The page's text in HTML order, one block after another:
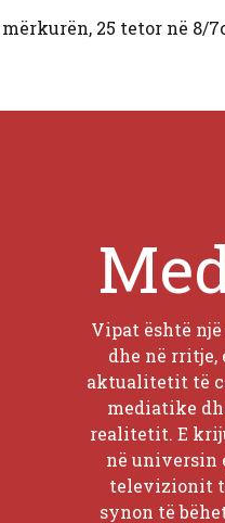
25 tetor në 8/
Vipat është
dhe në
aktualitetit të
mediatike
realitetit. E
në universin
televizionit
synon të